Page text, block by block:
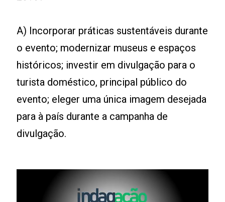
A) Incorporar práticas sustentáveis durante
o evento; modernizar museus e espaços
históricos; investir em divulgação para o
turista doméstico, principal público do
evento; eleger uma única imagem desejada
para à país durante a campanha de
divulgação.